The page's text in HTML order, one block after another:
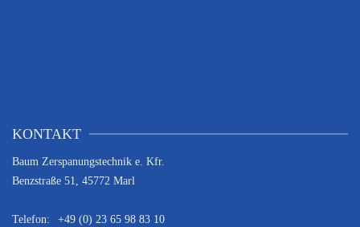
KONTAKT
Baum Zerspanungstechnik e. Kfr.
Benzstraße 51, 45772 Marl
Telefon: +49 (0) 23 65 98 83 10